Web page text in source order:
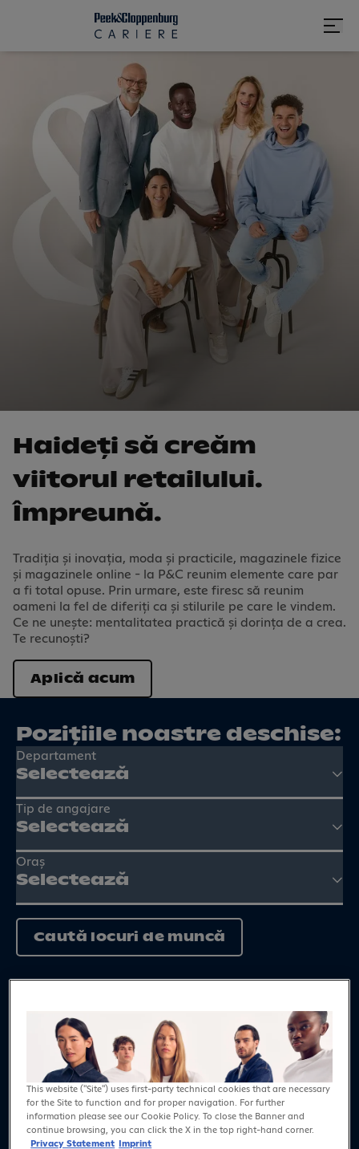
Haideți să creăm
viitorul retai­lului.
Împreună.
Tradiția și inovația, moda și practicile, magazinele fizice
și magazinele online - la P&C reunim elemente care par
a fi total opuse. Prin urmare, este firesc să reunim
oameni la fel de diferiți ca și stilurile pe care le vindem.
Ce ne unește: mentalitatea practică și dorința de a crea.
Te recunoști?
Aplică acum
Pozițiile noastre deschise:
Selectează
Departament
Selectează
Tip de angajare
Selectează
Oraș
Caută locuri de muncă
Beneficiile tale
Bonuri de masă
This website ("Site") uses first-party technical cookies that are necessary
for the Site to function and for proper navigation. For further
information please see our Cookie Policy. To close the Banner and
continue browsing, you can click the X in the top right-hand corner.
Privacy Statement
Imprint